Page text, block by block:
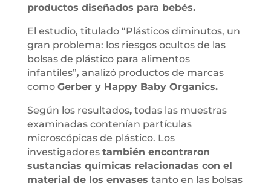
productos diseñados para bebés.
El estudio, titulado “Plásticos diminutos, un
gran problema: los riesgos ocultos de las
bolsas de plástico para alimentos
infantiles”, analizó productos de marcas
como Gerber y Happy Baby Organics.
Según los resultados,todas las muestras
examinadas contenían partículas
microscópicas de plástico. Los
investigadores también encontraron
sustancias químicas relacionadas con el
material de los envases tanto en las bolsas